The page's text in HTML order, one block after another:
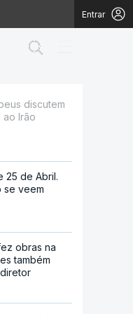
Entrar
discutem
ao Irão
25 de Abril.
se veem
obras na
também